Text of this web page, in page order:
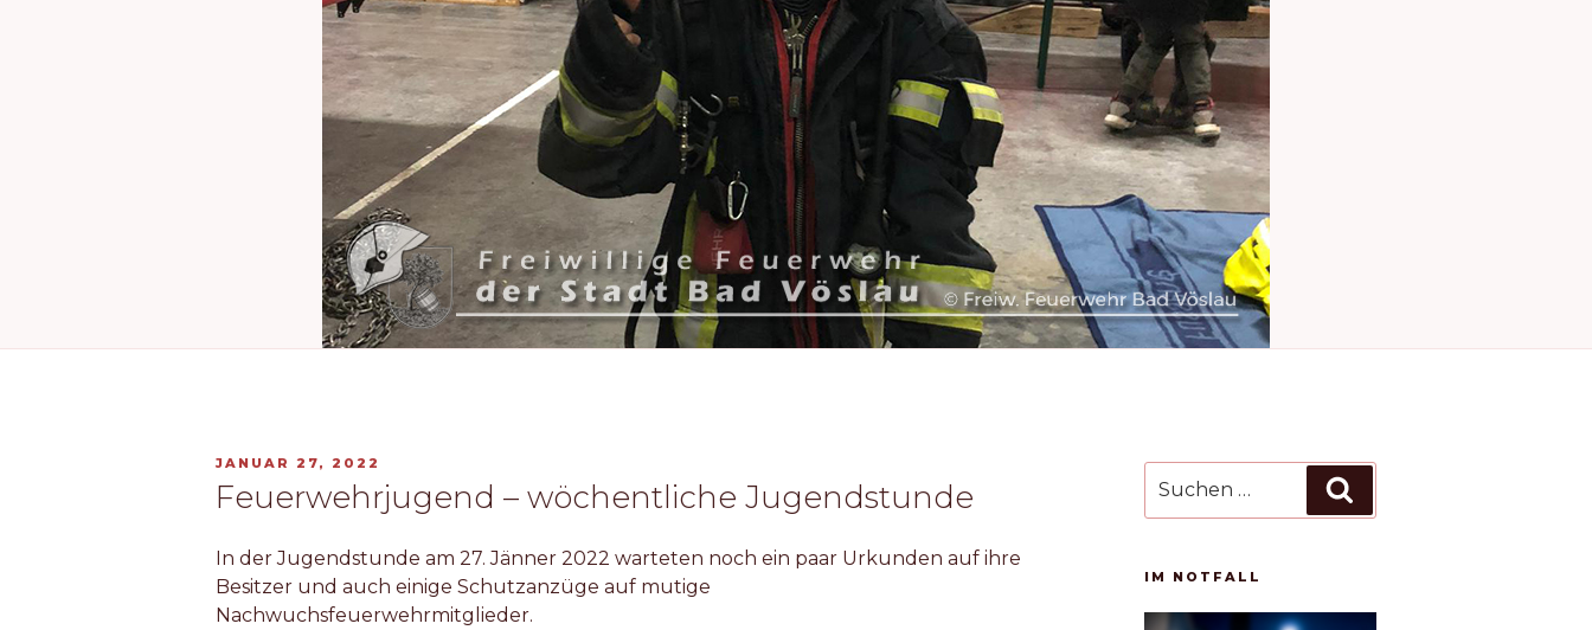
VERÖFFENTLICHT
JANUAR 27, 2022
Feuerwehrjugend – wöchentliche Jugendstunde
In der Jugendstunde am 27. Jänner 2022 warteten noch ein paar Urkunden auf ihre
Besitzer und auch einige Schutzanzüge auf mutige
Nachwuchsfeuerwehrmitglieder.
nach:
IM NOTFALL